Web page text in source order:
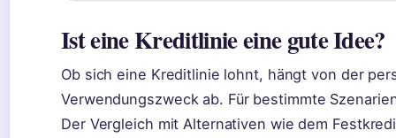
Ist eine Kreditlinie eine gute Idee?
Ob sich eine Kreditlinie lohnt, hängt von der
Verwendungszweck ab. Für bestimmte
Der Vergleich mit Alternativen wie dem